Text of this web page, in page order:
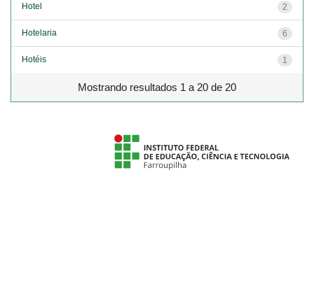
Hotel 2
Hotelaria 6
Hotéis 1
Mostrando resultados 1 a 20 de 20